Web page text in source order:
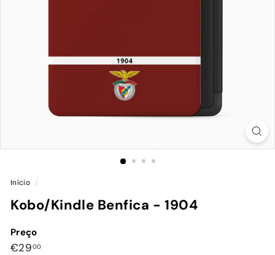
Início /
Kobo/Kindle Benfica - 1904
Preço
Preço
€2900€29,00